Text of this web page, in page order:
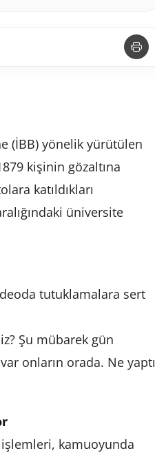
(İBB) yönelik yürütülen
kişinin gözaltına
katıldıkları
üniversite
tutuklamalara sert
Şu mübarek gün
onların orada. Ne yaptı
kamuoyunda